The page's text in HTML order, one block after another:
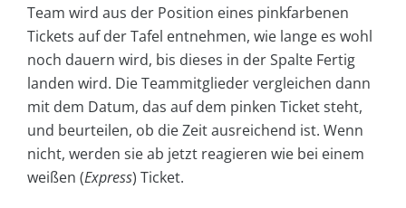
Team wird aus der Position eines pinkfarbenen
Tickets auf der Tafel entnehmen, wie lange es wohl
noch dauern wird, bis dieses in der Spalte Fertig
landen wird. Die Teammitglieder vergleichen dann
mit dem Datum, das auf dem pinken Ticket steht,
und beurteilen, ob die Zeit ausreichend ist. Wenn
nicht, werden sie ab jetzt reagieren wie bei einem
weißen (Express) Ticket.